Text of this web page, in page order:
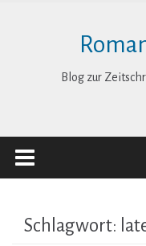
Blog zur
Schlagwort: